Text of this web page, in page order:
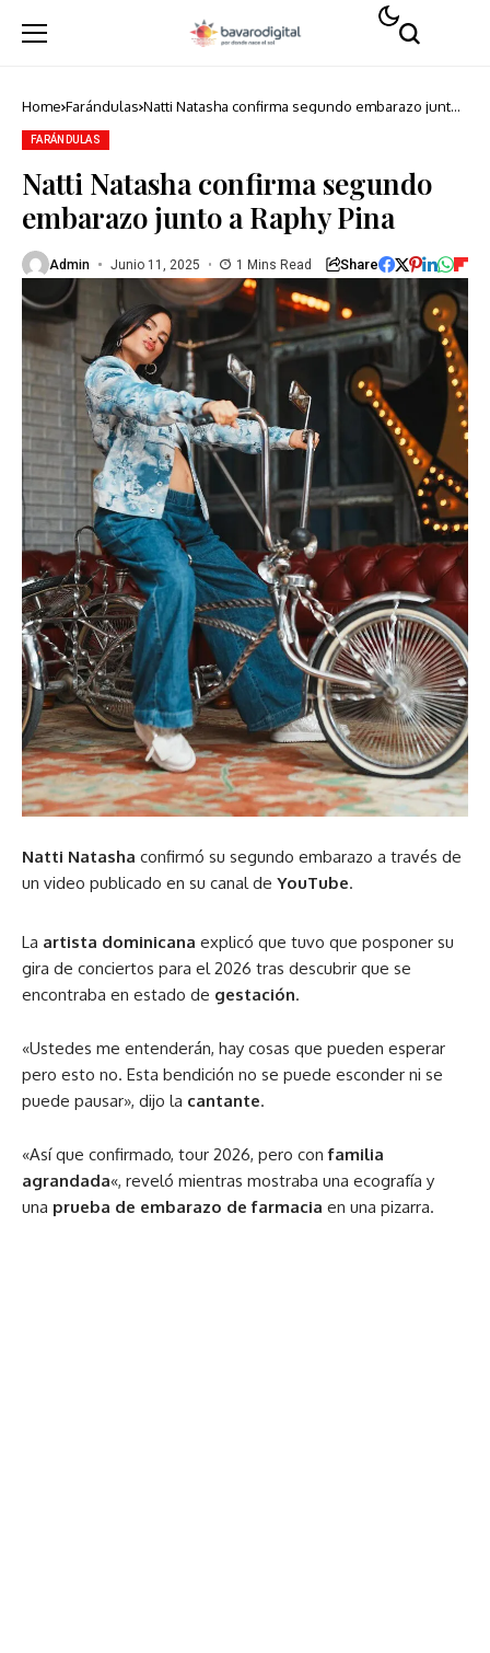
Home Farándulas Natti Natasha confirma segundo embarazo junto
FARÁNDULAS
Natti Natasha confirma segundo
embarazo junto a Raphy Pina
Admin Junio 11, 2025 1 Mins Read Share
Natti Natasha confirmó su segundo embarazo a través de
un video publicado en su canal de YouTube.
La artista dominicana explicó que tuvo que posponer su
gira de conciertos para el 2026 tras descubrir que se
encontraba en estado de gestación.
«Ustedes me entenderán, hay cosas que pueden esperar
pero esto no. Esta bendición no se puede esconder ni se
puede pausar», dijo la cantante.
«Así que confirmado, tour 2026, pero confamilia
agrandada«, reveló mientras mostraba una ecografía y
una prueba de embarazo de farmacia en una pizarra.